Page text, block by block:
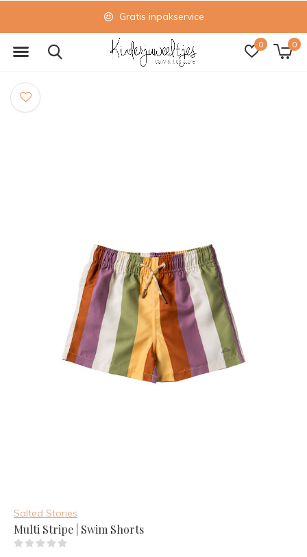
0 0
Gratis inpakservice
Salted Stories
Multi Stripe | Swim Shorts